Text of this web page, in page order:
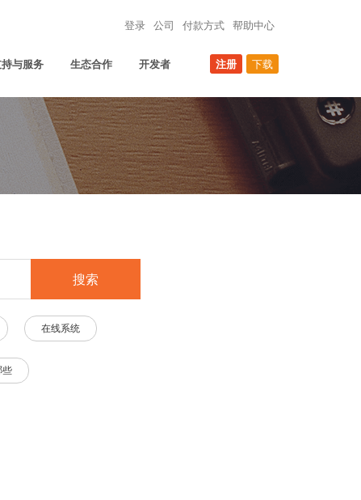
登录 公司 付款方式 帮助中心
与服务 生态合作 开发者 注册 下载
搜索
在线系统
些